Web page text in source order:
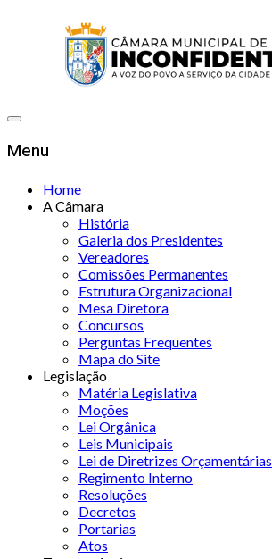
Menu
Home
A Câmara
História
Galeria dos Presidentes
Vereadores
Comissões Permanentes
Estrutura Organizacional
Mesa Diretora
Concursos
Perguntas Frequentes
Mapa do Site
Legislação
Matéria Legislativa
Moções
Lei Orgânica
Leis Municipais
Lei de Diretrizes Orçamentárias
Regimento Interno
Resoluções
Decretos
Portarias
Atos